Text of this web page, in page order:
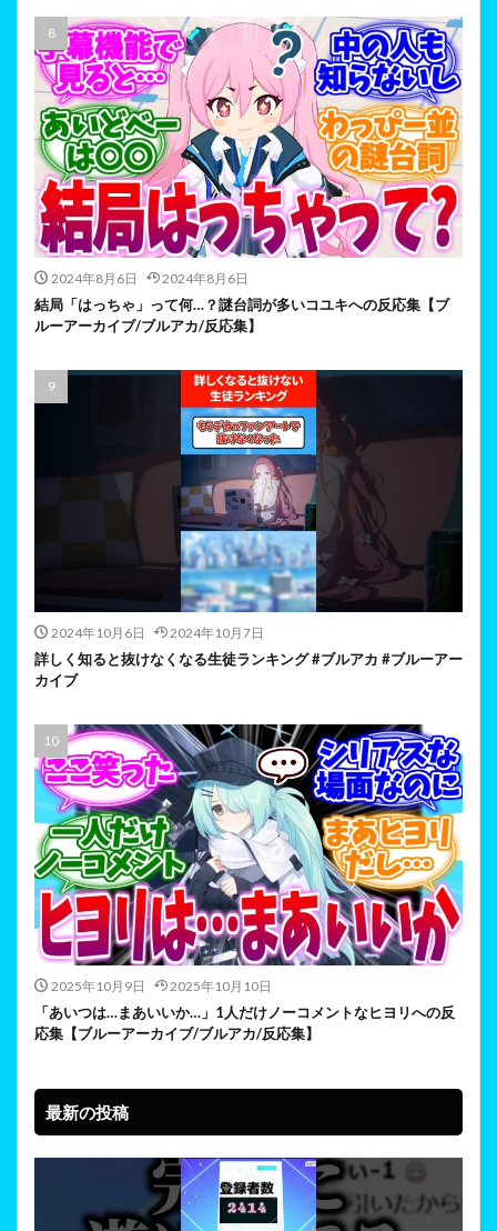
2024年8月6日 2024年8月6日
結局「はっちゃ」って何…？謎台詞が多いコユキへの反応集【ブ
ルーアーカイブ/ブルアカ/反応集】
2024年10月6日 2024年10月7日
詳しく知ると抜けなくなる生徒ランキング #ブルアカ #ブルーアー
カイブ
2025年10月9日 2025年10月10日
「あいつは…まあいいか…」1人だけノーコメントなヒヨリへの反
応集【ブルーアーカイブ/ブルアカ/反応集】
最新の投稿